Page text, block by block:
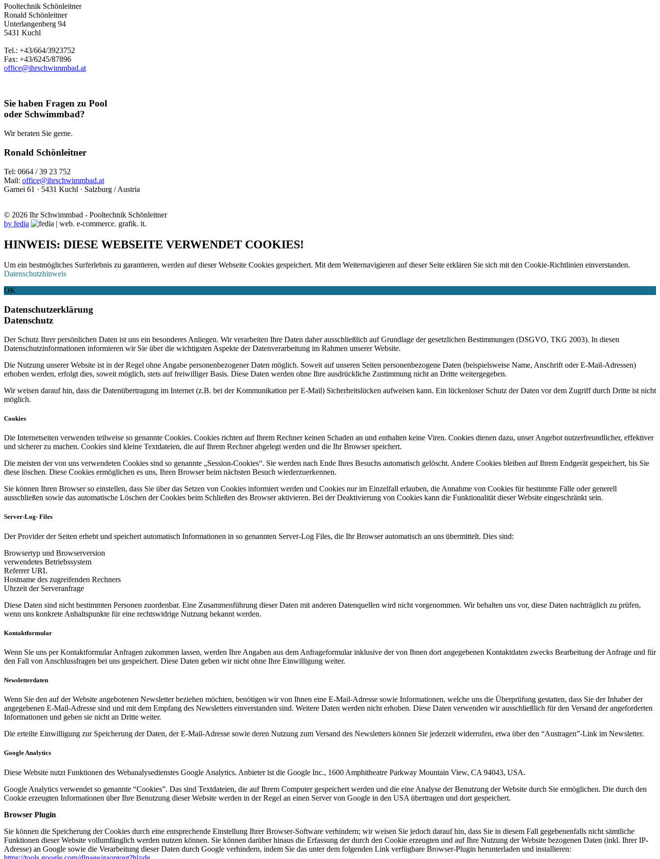
Pooltechnik Schönleitner
Ronald Schönleitner
Unterlangenberg 94
5431 Kuchl
Tel.: +43/664/3923752
Fax: +43/6245/87896
office@ihrschwimmbad.at
Sie haben Fragen zu Pool
oder Schwimmbad?
Wir beraten Sie gerne.
Ronald Schönleitner
Tel: 0664 / 39 23 752
Mail: office@ihrschwimmbad.at
Garnei 61 · 5431 Kuchl · Salzburg / Austria
© 2026 Ihr Schwimmbad - Pooltechnik Schönleitner
by fedia
HINWEIS: DIESE WEBSEITE VERWENDET COOKIES!
Um ein bestmögliches Surferlebnis zu garantieren, werden auf dieser Webseite Cookies gespeichert. Mit dem Weiternavigieren auf dieser Seite erklären Sie sich mit den Cookie-Richtlinien einverstanden.
Datenschutzhinweis
OK
Datenschutzerklärung
Datenschutz
Der Schutz Ihrer persönlichen Daten ist uns ein besonderes Anliegen. Wir verarbeiten Ihre Daten daher ausschließlich auf Grundlage der gesetzlichen Bestimmungen (DSGVO, TKG 2003). In diesen
Datenschutzinformationen informieren wir Sie über die wichtigsten Aspekte der Datenverarbeitung im Rahmen unserer Website.
Die Nutzung unserer Website ist in der Regel ohne Angabe personenbezogener Daten möglich. Soweit auf unseren Seiten personenbezogene Daten (beispielsweise Name, Anschrift oder E-Mail-Adressen)
erhoben werden, erfolgt dies, soweit möglich, stets auf freiwilliger Basis. Diese Daten werden ohne Ihre ausdrückliche Zustimmung nicht an Dritte weitergegeben.
Wir weisen darauf hin, dass die Datenübertragung im Internet (z.B. bei der Kommunikation per E-Mail) Sicherheitslücken aufweisen kann. Ein lückenloser Schutz der Daten vor dem Zugriff durch Dritte ist nicht
möglich.
Cookies
Die Internetseiten verwenden teilweise so genannte Cookies. Cookies richten auf Ihrem Rechner keinen Schaden an und enthalten keine Viren. Cookies dienen dazu, unser Angebot nutzerfreundlicher, effektiver
und sicherer zu machen. Cookies sind kleine Textdateien, die auf Ihrem Rechner abgelegt werden und die Ihr Browser speichert.
Die meisten der von uns verwendeten Cookies sind so genannte „Session-Cookies“. Sie werden nach Ende Ihres Besuchs automatisch gelöscht. Andere Cookies bleiben auf Ihrem Endgerät gespeichert, bis Sie
diese löschen. Diese Cookies ermöglichen es uns, Ihren Browser beim nächsten Besuch wiederzuerkennen.
Sie können Ihren Browser so einstellen, dass Sie über das Setzen von Cookies informiert werden und Cookies nur im Einzelfall erlauben, die Annahme von Cookies für bestimmte Fälle oder generell
ausschließen sowie das automatische Löschen der Cookies beim Schließen des Browser aktivieren. Bei der Deaktivierung von Cookies kann die Funktionalität dieser Website eingeschränkt sein.
Server-Log- Files
Der Provider der Seiten erhebt und speichert automatisch Informationen in so genannten Server-Log Files, die Ihr Browser automatisch an uns übermittelt. Dies sind:
Browsertyp und Browserversion
verwendetes Betriebssystem
Referrer URL
Hostname des zugreifenden Rechners
Uhrzeit der Serveranfrage
Diese Daten sind nicht bestimmten Personen zuordenbar. Eine Zusammenführung dieser Daten mit anderen Datenquellen wird nicht vorgenommen. Wir behalten uns vor, diese Daten nachträglich zu prüfen,
wenn uns konkrete Anhaltspunkte für eine rechtswidrige Nutzung bekannt werden.
Kontaktformular
Wenn Sie uns per Kontaktformular Anfragen zukommen lassen, werden Ihre Angaben aus dem Anfrageformular inklusive der von Ihnen dort angegebenen Kontaktdaten zwecks Bearbeitung der Anfrage und für
den Fall von Anschlussfragen bei uns gespeichert. Diese Daten geben wir nicht ohne Ihre Einwilligung weiter.
Newsletterdaten
Wenn Sie den auf der Website angebotenen Newsletter beziehen möchten, benötigen wir von Ihnen eine E-Mail-Adresse sowie Informationen, welche uns die Überprüfung gestatten, dass Sie der Inhaber der
angegebenen E-Mail-Adresse sind und mit dem Empfang des Newsletters einverstanden sind. Weitere Daten werden nicht erhoben. Diese Daten verwenden wir ausschließlich für den Versand der angeforderten
Informationen und geben sie nicht an Dritte weiter.
Die erteilte Einwilligung zur Speicherung der Daten, der E-Mail-Adresse sowie deren Nutzung zum Versand des Newsletters können Sie jederzeit widerrufen, etwa über den “Austragen”-Link im Newsletter.
Google Analytics
Diese Website nutzt Funktionen des Webanalysedienstes Google Analytics. Anbieter ist die Google Inc., 1600 Amphitheatre Parkway Mountain View, CA 94043, USA.
Google Analytics verwendet so genannte “Cookies”. Das sind Textdateien, die auf Ihrem Computer gespeichert werden und die eine Analyse der Benutzung der Website durch Sie ermöglichen. Die durch den
Cookie erzeugten Informationen über Ihre Benutzung dieser Website werden in der Regel an einen Server von Google in den USA übertragen und dort gespeichert.
Browser Plugin
Sie können die Speicherung der Cookies durch eine entsprechende Einstellung Ihrer Browser-Software verhindern; wir weisen Sie jedoch darauf hin, dass Sie in diesem Fall gegebenenfalls nicht sämtliche
Funktionen dieser Website vollumfänglich werden nutzen können. Sie können darüber hinaus die Erfassung der durch den Cookie erzeugten und auf Ihre Nutzung der Website bezogenen Daten (inkl. Ihrer IP-
Adresse) an Google sowie die Verarbeitung dieser Daten durch Google verhindern, indem Sie das unter dem folgenden Link verfügbare Browser-Plugin herunterladen und installieren: